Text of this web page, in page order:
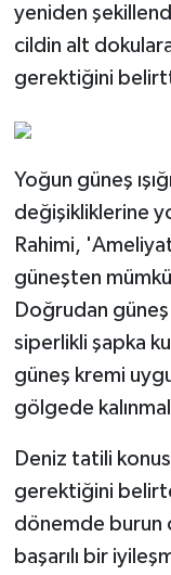
yeniden
cildin alt
gerektiğini
Yoğun güneş
değişikliklerine
Rahimi,
güneşten
Doğrudan güneş
siperlikli şapka
güneş kremi
gölgede
Deniz tatili
gerektiğini
dönemde burun
başarılı bir